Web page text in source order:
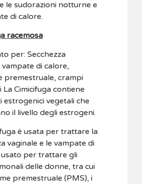
le sudorazioni notturne e
di calore.
racemosa
per: Secchezza
vampate di calore,
premestruale, crampi
La Cimicifuga contiene
estrogenici vegetali che
il livello degli estrogeni.
è usata per trattare la
vaginale e le vampate di
usato per trattare gli
delle donne, tra cui
premestruale (PMS), i